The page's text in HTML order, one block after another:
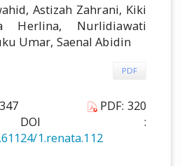
Astizah Zahrani, Kiki
Herlina, Nurlidiawati
Umar, Saenal Abidin
PDF
PDF: 320
:
1.renata.112